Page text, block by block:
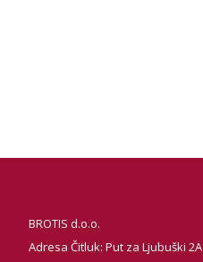
BROTIS d.o.o.
Adresa Čitluk: Put za Ljubuški 2A